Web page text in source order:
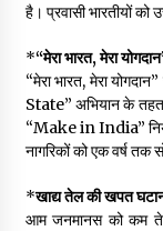
है। प्रवासी भारतीयों को
*“मेरा भारत, मेरा
“मेरा भारत, मेरा
State” अभियान के तहत
“Make in India”
नागरिकों को एक वर्ष तक
*खाद्य तेल की खपत
आम जनमानस को कम